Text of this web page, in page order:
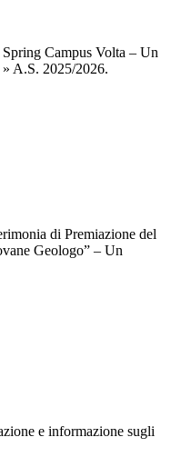
Campus Volta – Un
A.S. 2025/2026.
di Premiazione del
Geologo” – Un
e informazione sugli